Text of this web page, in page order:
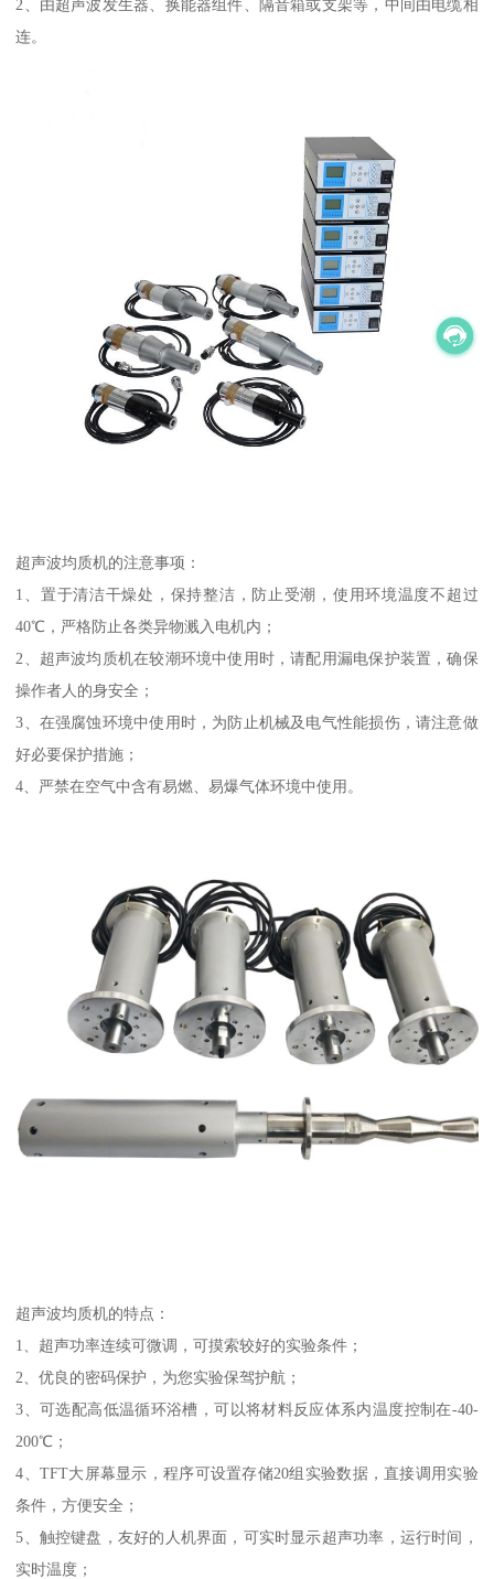
2、由超声波发生器、换能器组件、隔音箱或支架等，中间由电缆相
连。
超声波均质机的注意事项：
1、置于清洁干燥处，保持整洁，防止受潮，使用环境温度不超过
40℃，严格防止各类异物溅入电机内；
2、超声波均质机在较潮环境中使用时，请配用漏电保护装置，确保
操作者人的身安全；
3、在强腐蚀环境中使用时，为防止机械及电气性能损伤，请注意做
好必要保护措施；
4、严禁在空气中含有易燃、易爆气体环境中使用。
超声波均质机的特点：
1、超声功率连续可微调，可摸索较好的实验条件；
2、优良的密码保护，为您实验保驾护航；
3、可选配高低温循环浴槽，可以将材料反应体系内温度控制在-40-
200℃；
4、TFT大屏幕显示，程序可设置存储20组实验数据，直接调用实验
条件，方便安全；
5、触控键盘，友好的人机界面，可实时显示超声功率，运行时间，
实时温度；